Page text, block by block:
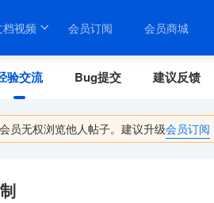
档视频 会员订阅 会员商城
验交流 Bug提交 建议反馈
员无权浏览他人帖子。建议升级会员订阅